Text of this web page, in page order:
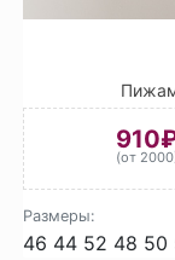
(от
Размеры:
46 44 52 48 50